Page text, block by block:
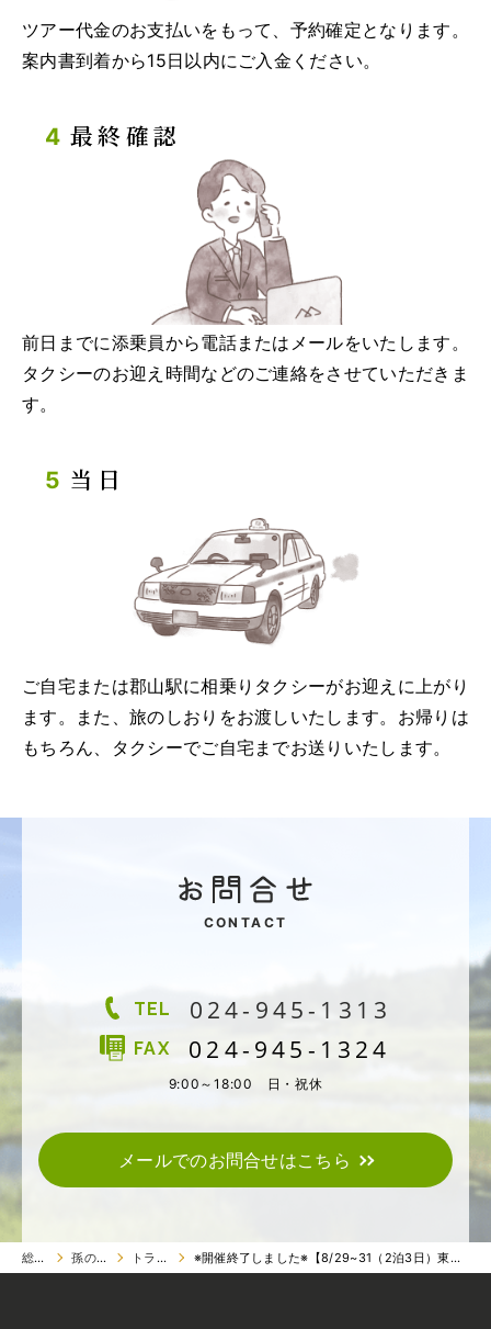
ツアー代金のお支払いをもって、予約確定となります。
案内書到着から15日以内にご入金ください。
最終確認
前日までに添乗員から電話またはメールをいたします。
タクシーのお迎え時間などのご連絡をさせていただきま
す。
当日
ご自宅または郡山駅に相乗りタクシーがお迎えに上がり
ます。また、旅のしおりをお渡しいたします。お帰りは
もちろん、タクシーでご自宅までお送りいたします。
CONTACT
TEL 024-945-1313
FAX 024-945-1324
9:00～18:00 日・祝休
メールでのお問合せはこちら
総合トップ 孫の手トラベル トラベル ツアー ※開催終了しました※【8/29~31（2泊3日）東京発着】ふたばの自然満喫ツアー／首都圏の大学生・専門学校生対象